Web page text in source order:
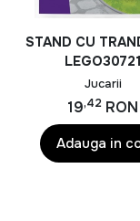
bucuria de a
joaca.
STAND CU
LEGO30721
Jucarii
19,42 RON
Adauga in